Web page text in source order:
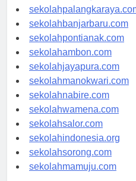
sekolahkupang.com
sekolahpalangkaraya.com
sekolahbanjarbaru.com
sekolahpontianak.com
sekolahambon.com
sekolahjayapura.com
sekolahmanokwari.com
sekolahnabire.com
sekolahwamena.com
sekolahsalor.com
sekolahindonesia.org
sekolahsorong.com